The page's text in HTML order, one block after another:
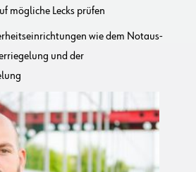
mögliche Lecks prüfen
wie dem Notaus-
und der